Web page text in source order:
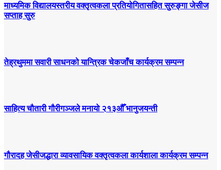
माध्यमिक विद्यालयस्तरीय वक्तृत्वकला प्रतियोगितासहित सुरुङ्गा जेसीज
सप्ताह सुरु
तेह्रथुममा सवारी साधनको यान्त्रिक चेकजाँच कार्यक्रम सम्पन्न
साहित्य चौतारी गौरीगञ्जले मनायो २१३औँ भानुजयन्ती
गौरादह जेसीजद्धारा व्यावसायिक वक्तृत्वकला कार्यशाला कार्यक्रम सम्पन्न